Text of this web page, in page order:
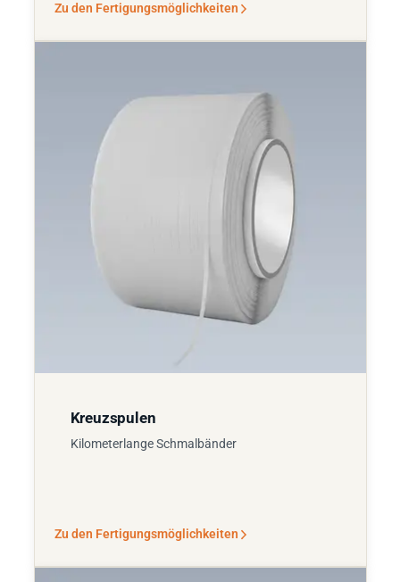
Zu den Fertigungsmöglichkeiten
Kreuzspulen
Kilometerlange Schmalbänder
Zu den Fertigungsmöglichkeiten